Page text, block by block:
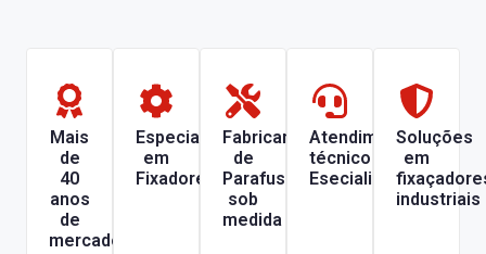
Mais
de
40
anos
de
mercado
Especializada
em
Fixadores
Fabricante
de
Parafusos
sob
medida
Atendimento
técnico
Esecializado
Soluções
em
industriais